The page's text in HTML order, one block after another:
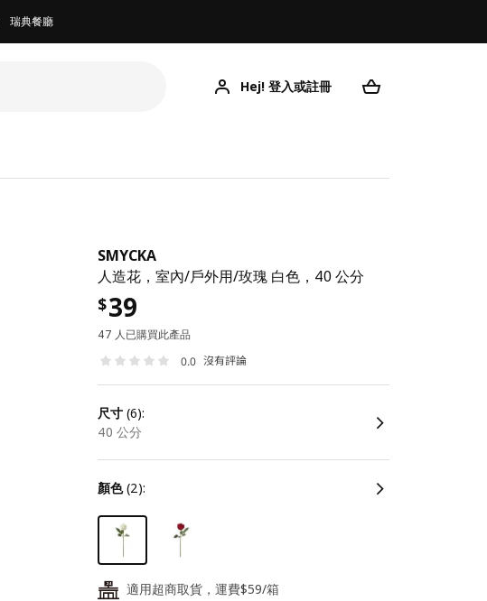
瑞典餐廳
Hej! 登入或註冊
SMYCKA
人造花，室內/戶外用/玫瑰 白色，40 公分
$39
47 人已購買此產品
0.0 沒有評論
尺寸 (6):
40 公分
顏色(2):
24 適用超商取貨，運費$59/箱